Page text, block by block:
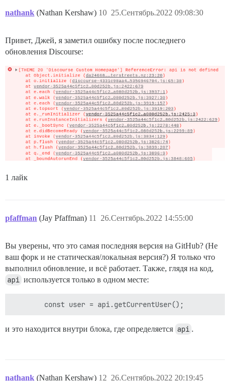
nathank (Nathan Kershaw) 25.Сентябрь.2022 09:08:30
10
Привет, Джей, я заметил ошибку после последнего
обновления Discourse:
1 лайк
pfaffman (Jay Pfaffman) 26.Сентябрь.2022 14:55:00
11
Вы уверены, что это самая последняя версия на GitHub? (Не
ваш форк и не статическая/локальная версия?) Я только что
выполнил обновление, и всё работает. Также, глядя на код,
api используется только в одном месте:
и это находится внутри блока, где определяется api .
nathank (Nathan Kershaw) 26.Сентябрь.2022 20:19:45
12